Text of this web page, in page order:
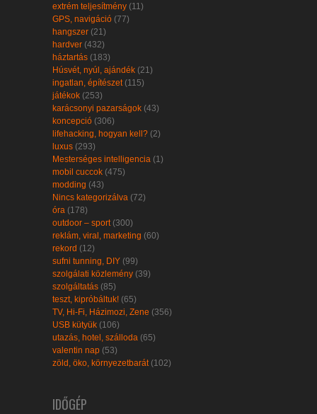
extrém teljesítmény (11)
GPS, navigáció (77)
hangszer (21)
hardver (432)
háztartás (183)
Húsvét, nyúl, ajándék (21)
ingatlan, építészet (115)
játékok (253)
karácsonyi pazarságok (43)
koncepció (306)
lifehacking, hogyan kell? (2)
luxus (293)
Mesterséges intelligencia (1)
mobil cuccok (475)
modding (43)
Nincs kategorizálva (72)
óra (178)
outdoor – sport (300)
reklám, viral, marketing (60)
rekord (12)
sufni tunning, DIY (99)
szolgálati közlemény (39)
szolgáltatás (85)
teszt, kipróbáltuk! (65)
TV, Hi-Fi, Házimozi, Zene (356)
USB kütyük (106)
utazás, hotel, szálloda (65)
valentin nap (53)
zöld, öko, környezetbarát (102)
IDŐGÉP